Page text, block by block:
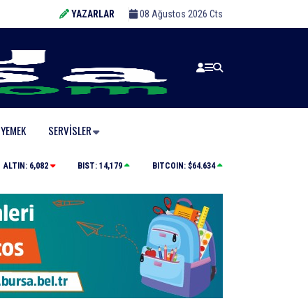
YAZARLAR 08 Ağustos 2026 Cts
YEMEK SERVISLER
Karacabey’de makilik alandaki yangın fabrikaya
ALTIN: 6,082 BIST: 14,179 BITCOIN: $64.634